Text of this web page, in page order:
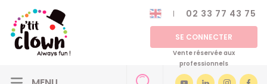
02 33 77 43 75
SE CONNECTER
Vente réservée aux
professionnels